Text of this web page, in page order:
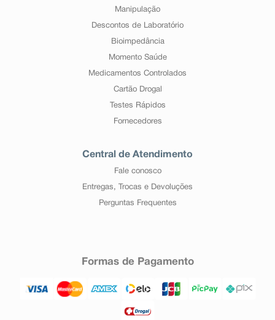
Manipulação
Descontos de Laboratório
Bioimpedância
Momento Saúde
Medicamentos Controlados
Cartão Drogal
Testes Rápidos
Fornecedores
Central de Atendimento
Fale conosco
Entregas, Trocas e Devoluções
Perguntas Frequentes
Formas de Pagamento